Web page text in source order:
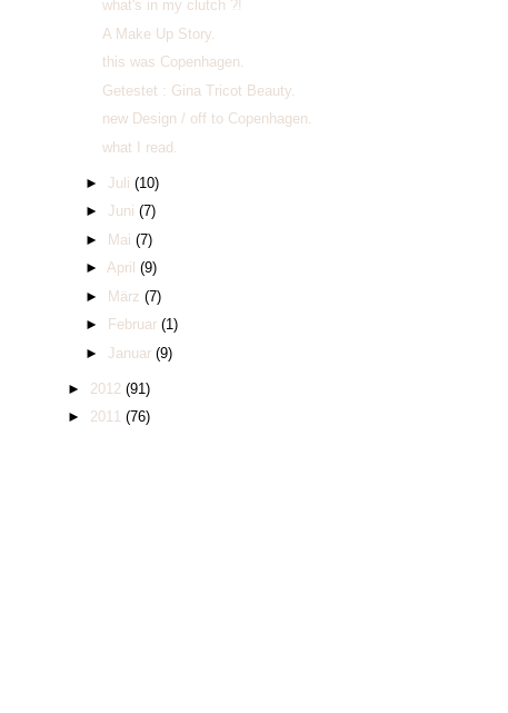
what's in my clutch ?!
A Make Up Story.
this was Copenhagen.
Getestet : Gina Tricot Beauty.
new Design / off to Copenhagen.
what I read.
► Juli (10)
► Juni (7)
► Mai (7)
► April (9)
► März (7)
►
Februar (1)
► Januar (9)
► 2012 (91)
► 2011 (76)